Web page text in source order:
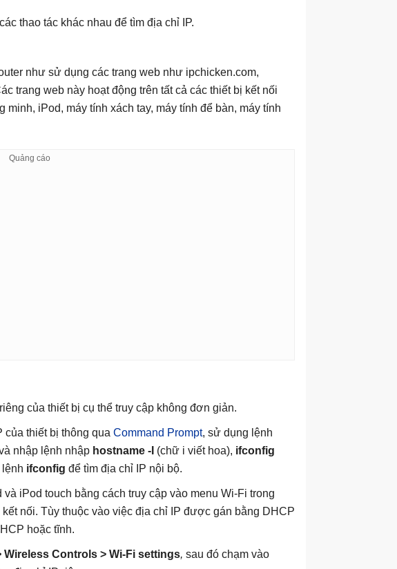
thao tác khác nhau để tìm địa chỉ IP.
như sử dụng các trang web như ipchicken.com,
trang web này hoạt động trên tất cả các thiết bị kết nối
iPod, máy tính xách tay, máy tính để bàn, máy tính
của thiết bị cụ thể truy cập không đơn giản.
của thiết bị thông qua Command Prompt, sử dụng lệnh
nhập lệnh nhập hostname -I (chữ i viết hoa), ifconfig
ifconfig để tìm địa chỉ IP nội bộ.
iPod touch bằng cách truy cập vào menu Wi-Fi trong
nối. Tùy thuộc vào việc địa chỉ IP được gán bằng DHCP
hoặc tĩnh.
Wireless Controls > Wi-Fi settings, sau đó chạm vào